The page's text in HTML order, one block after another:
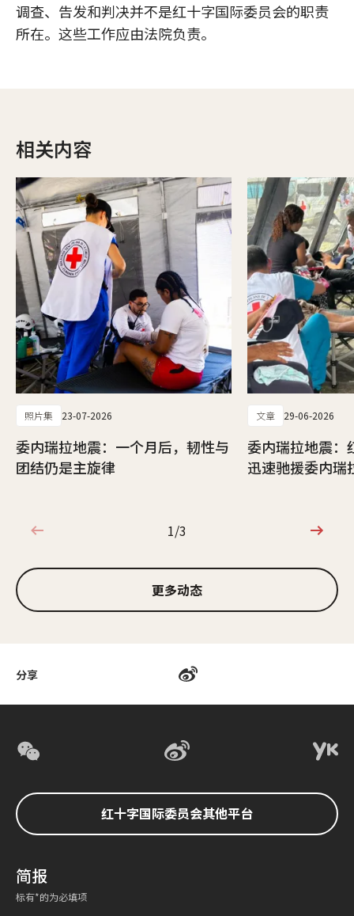
分享
调查、告发和判决并不是红十字国际委员会的职责
所在。这些工作应由法院负责。
相关内容
照片集 23-07-2026
委内瑞拉地震：一个月后，韧性与
团结仍是主旋律
文章 29-06-2026
委内瑞拉地震：
迅速驰援委内瑞
1/3
1/3
更多动态
红十字国际委员会其他平台
简报
标有*的为必填项